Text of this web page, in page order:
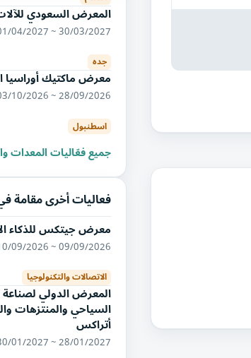
المعرض السعودي
30/03/2027 ~ 01/04/2027
جده
معرض ماكتيك أوراسيا
28/09/2026 ~ 03/10/2026
اسطنبول
جميع فعّاليات المعدات
فعاليات أخرى مقامة
معرض جيتكس للذكاء
09/09/2026 ~ 10/09/2026
الاتصالات والتكنولوجيا
المعرض الدولي
السياحي والمنتزهات
أتراكس
28/01/2027 ~ 30/01/2027